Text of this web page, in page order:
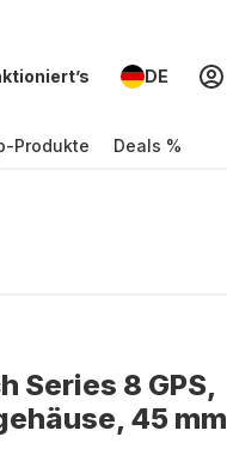
DE
Produkte Deals %
Series 8 GPS,
45 mm